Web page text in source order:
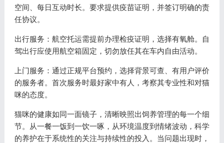
空间、每日互动时长。要求提供疫苗证明，并签订明确的责
任协议。
出行服务：航空托运需提前办理检疫证明，选择有氧舱。自
驾出行应使用航空箱固定，切勿放任其在车内自由活动。
上门服务：通过正规平台预约，选择背景可查、有用户评价
的服务者。首次服务时最好家中有人，考察其专业性和对猫
咪的态度。
猫咪的健康如同一面镜子，清晰映照出饲养管理的每一个细
节。从一餐一饭到一饮一啄，从环境温度到情绪波动，科学
的养护在于系统性的关注与持续性的投入。当问题出现时，